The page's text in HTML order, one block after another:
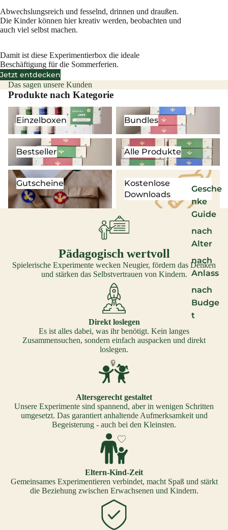
Gesche
nke
Guide
nach
Alter
nach
Anlass
nach
Budge
t
Abwechslungsreich und fesselnd, drinnen und draußen.
Die Kinder können hier kreativ werden, beobachten und
auch viel selbst machen.
Damit ist diese Experimentierbox die ideale
Beschäftigung für die Sommerferien.
Jetzt entdecken
Das sagen unsere Kunden
Produkte nach Kategorie
Einzelboxen
Einzelboxen
Bundles
Bundles
Bestseller
Bestseller
Alle Produkte
Alle Produkte
Gutscheine
Gutscheine
Kostenlose Downloads
Kostenlose
Downloads
Pädagogisch wertvoll
Spielerische Experimente wecken Neugier, fördern das Denken
und stärken das Selbstvertrauen von Kindern.
Direkt loslegen
Es ist alles dabei, was ihr benötigt. Kein langes
Zusammensuchen, sondern einfach auspacken und direkt
loslegen.
Altersgerecht gestaltet
Unsere Experimente sind spannend, aber in wenigen Schritten
umgesetzt. Das garantiert anhaltende Aufmerksamkeit und
Begeisterung - auch bei den Kleinsten.
Eltern-Kind-Zeit
Gemeinsames Experimentieren verbindet, macht Spaß und stärkt
die Beziehung zwischen Erwachsenen und Kindern.